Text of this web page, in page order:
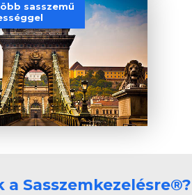
sasszemű
a Sasszemkezelésre®?